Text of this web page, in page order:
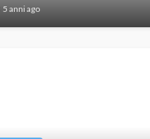
5 anni ago